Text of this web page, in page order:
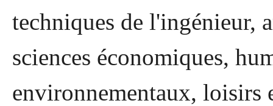
techniques de l'ingénieur,
sciences économiques,
environnementaux, loisirs